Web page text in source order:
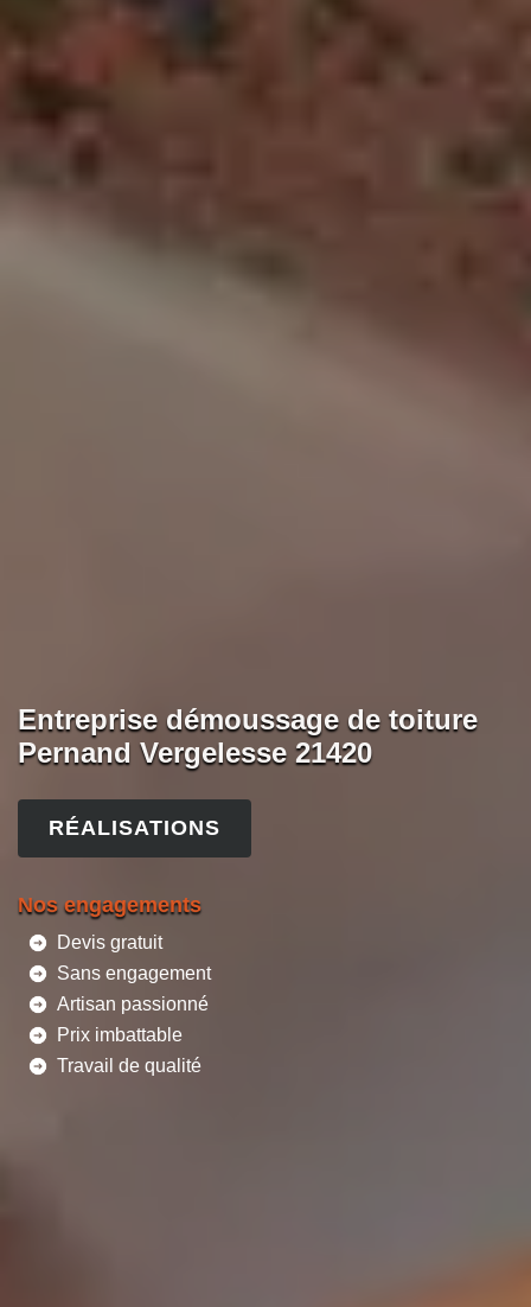
Entreprise démoussage de toiture
Pernand Vergelesse 21420
RÉALISATIONS
Nos engagements
Devis gratuit
Sans engagement
Artisan passionné
Prix imbattable
Travail de qualité